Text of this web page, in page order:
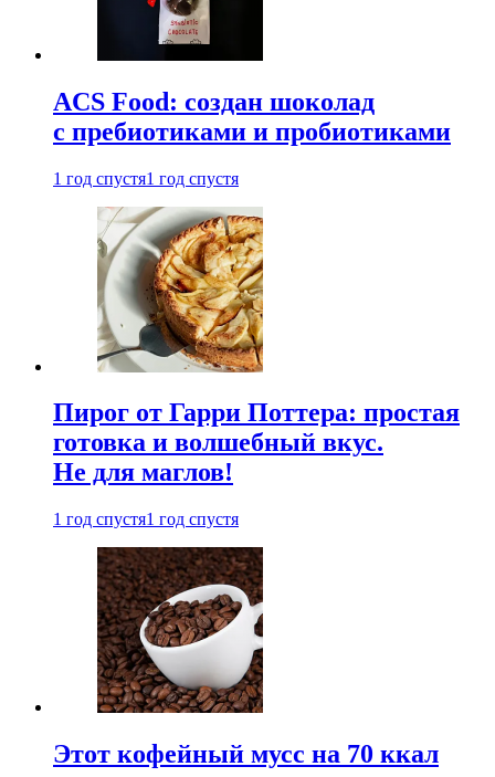
ACS Food: создан шоколад
с пребиотиками и пробиотиками
1 год спустя1 год спустя
Пирог от Гарри Поттера: простая
готовка и волшебный вкус.
Не для маглов!
1 год спустя1 год спустя
Этот кофейный мусс на 70 ккал